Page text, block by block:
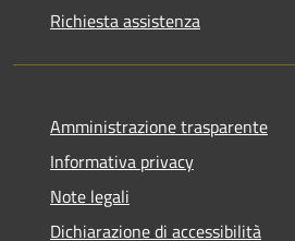
Richiesta assistenza
Amministrazione trasparente
Informativa privacy
Note legali
Dichiarazione di accessibilità